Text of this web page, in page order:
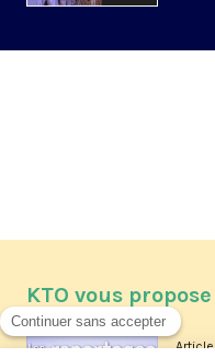
KTO vous propose
Article